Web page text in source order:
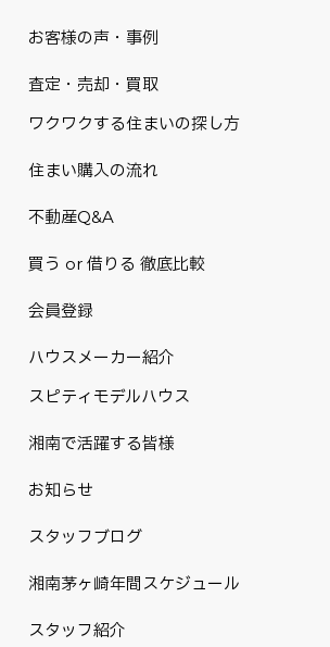
お客様の声・事例
査定・売却・買取
ワクワクする住まいの探し方
住まい購入の流れ
不動産Q&A
買う or 借りる 徹底比較
会員登録
ハウスメーカー紹介
スピティモデルハウス
湘南で活躍する皆様
お知らせ
スタッフブログ
湘南茅ヶ崎年間スケジュール
スタッフ紹介